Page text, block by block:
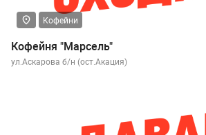
Кофейни
Кофейня "Марсель"
ул.Аскарова б/н (ост.Акация)